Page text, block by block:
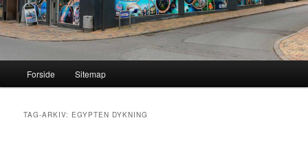
Forside Sitemap
TAG-ARKIV: EGYPTEN DYKNING